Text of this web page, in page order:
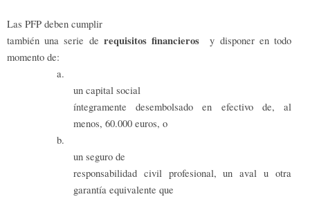
Las PFP deben cumplir
también una serie de requisitos financieros
y disponer en todo
momento de:
a.
un capital social
íntegramente desembolsado en efectivo de, al
menos, 60.000 euros, o
b.
un seguro de
responsabilidad civil profesional, un aval u otra
garantía equivalente que